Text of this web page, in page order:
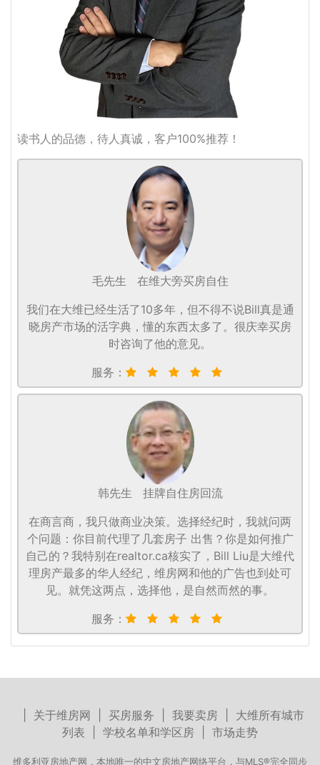
读书人的品德，待人真诚，客户100%推荐！
毛先生
在维大旁买房自住
我们在大维已经生活了10多年，但不得不说Bill真是通
晓房产市场的活字典，懂的东西太多了。很庆幸买房
时咨询了他的意见。
服务：
韩先生
挂牌自住房回流
在商言商，我只做商业决策。选择经纪时，我就问两
个问题：你目前代理了几套房子 出售？你是如何推广
自己的？我特别在realtor.ca核实了，Bill Liu是大维代
理房产最多的华人经纪，维房网和他的广告也到处可
见。就凭这两点，选择他，是自然而然的事。
服务：
关于维房网 买房服务 我要卖房
大维所有城市
列表
学校名单和学区房 市场走势
维多利亚房地产网，本地唯一的中文房地产网络平台，与MLS®完全同步